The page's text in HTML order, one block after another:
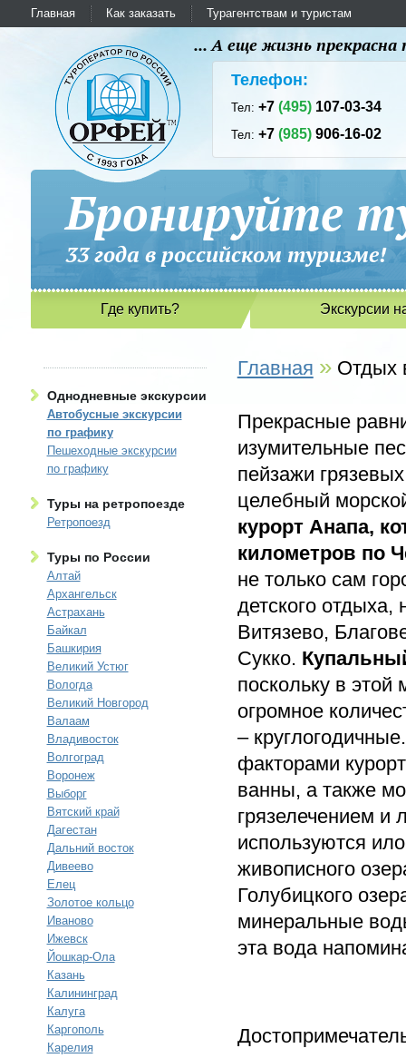
Главная Как заказать Турагентствам и туристам
... А еще жизнь
Телефон:
Тел:+7(495) 107-03-34
Тел:+7(985) 906-16-02
Бронируйте
33 года в российском
Где купить? Экскурсии
Однодневные экскурсии
Автобусные экскурсии
по графику
Пешеходные экскурсии
по графику
Туры на ретропоезде
Ретропоезд
Туры по России
Алтай
Архангельск
Астрахань
Байкал
Башкирия
Великий Устюг
Вологда
Великий Новгород
Валаам
Владивосток
Волгоград
Воронеж
Выборг
Вятский край
Дагестан
Дальний восток
Дивеево
Елец
Золотое кольцо
Иваново
Ижевск
Йошкар-Ола
Казань
Калининград
Калуга
Каргополь
Карелия
Главная » Отдых
Прекрасные
изумительные
пейзажи
целебный
курорт Анапа,
километров по
не только сам
детского
Витязево,
Сукко.
поскольку в этой
огромное
–
факторами
ванны, а также
грязелечением и
используются
живописного
Голубицкого
минеральные
эта вода